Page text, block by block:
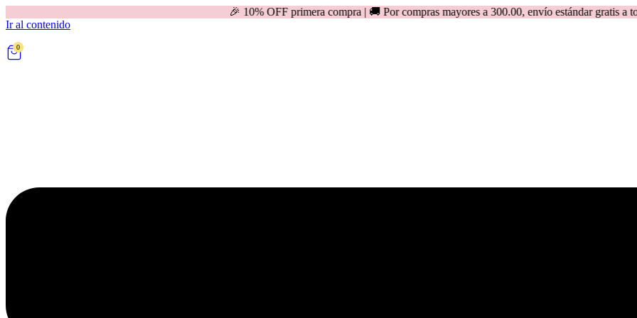
🎉 10% OFF primera compra | 🚚 Por compras mayores a 300.00, envío estándar gratis a todo el
Ir al contenido
0